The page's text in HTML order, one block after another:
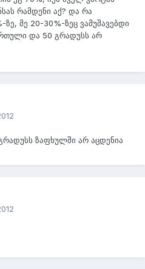
რამდენი აქ? და რა
მე 20-30%-ზეც ვამუშავებდი
და 50 გრადუსს არ
ზაფხულში არ აცდენია